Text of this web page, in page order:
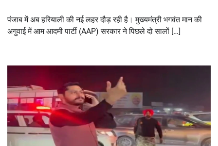
पंजाब में अब हरियाली की नई लहर दौड़ रही है। मुख्यमंत्री भगवंत मान की
अगुवाई में आम आदमी पार्टी (AAP) सरकार ने पिछले दो सालों […]